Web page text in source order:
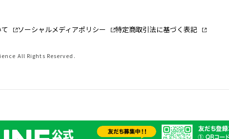
ソーシャルメディアポリシー 特定商取引法に基づく表記
All Rights Reserved.